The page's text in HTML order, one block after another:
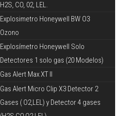
H2S, CO, 02, LEL.
Explosimetro Honeywell BW O3
Ozono
Explosímetro Honeywell Solo
Detectores 1 solo gas (20 Modelos)
Gas Alert Max XT II
Gas Alert Micro Clip X3 Detector 2
Gases ( O2,LEL) y Detector 4 gases